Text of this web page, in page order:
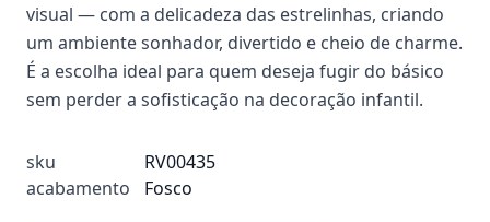
visual — com a delicadeza das estrelinhas, criando
um ambiente sonhador, divertido e cheio de charme.
É a escolha ideal para quem deseja fugir do básico
sem perder a sofisticação na decoração infantil.
sku
RV00435
acabamento
Fosco